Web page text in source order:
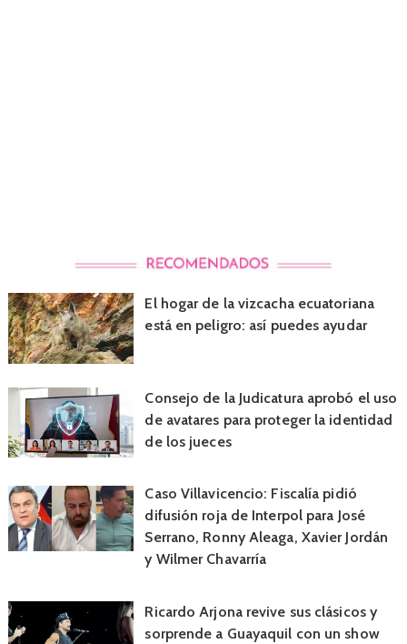
El hogar de la vizcacha ecuatoriana
está en peligro: así puedes ayudar
Consejo de la Judicatura aprobó el uso
de avatares para proteger la identidad
de los jueces
Caso Villavicencio: Fiscalía pidió
difusión roja de Interpol para José
Serrano, Ronny Aleaga, Xavier Jordán
y Wilmer Chavarría
Ricardo Arjona revive sus clásicos y
sorprende a Guayaquil con un show